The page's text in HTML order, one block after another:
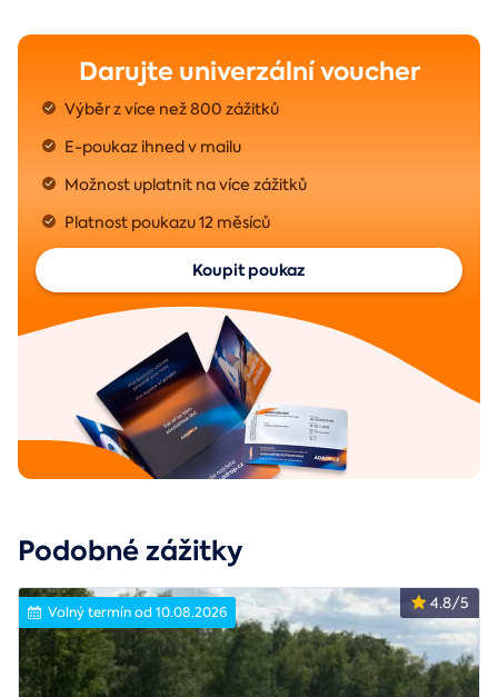
Darujte univerzální voucher
Výběr z více než 800 zážitků
E-poukaz ihned v mailu
Možnost uplatnit na více zážitků
Platnost poukazu 12 měsíců
Koupit poukaz
Podobné zážitky
4.8/5
Volný termín od 10.08.2026